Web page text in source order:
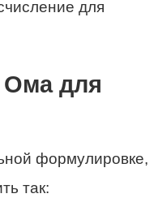
для
Ома для
формулировке,
так: